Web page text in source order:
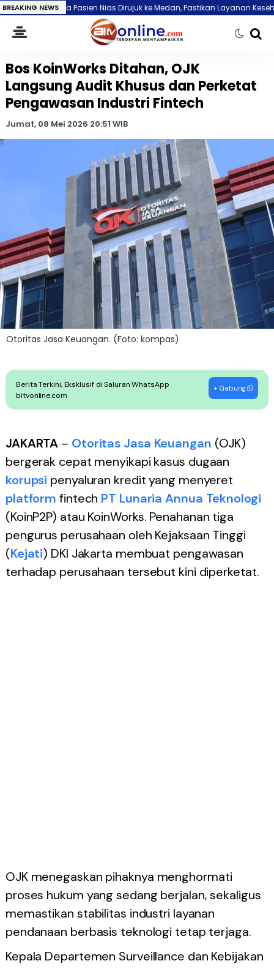
BREAKING NEWS
Dirujuk ke Medan, Pastikan Layanan Kesehatan Diperkuat Bobby
Bos KoinWorks Ditahan, OJK
Langsung Audit Khusus dan Perketat
Pengawasan Industri Fintech
Jumat, 08 Mei 2026 20:51 WIB
Otoritas Jasa Keuangan. (Foto: kompas)
Berita Terkini, Eksklusif di Saluran WhatsApp
bitvonline.com
+ Gabung
JAKARTA – Otoritas Jasa Keuangan (OJK)
bergerak cepat menyikapi kasus dugaan
korupsi penyaluran kredit yang menyeret
platform fintech PT Lunaria Annua Teknologi
(KoinP2P) atau KoinWorks. Penahanan tiga
pengurus perusahaan oleh Kejaksaan Tinggi
(Kejati) DKI Jakarta membuat pengawasan
terhadap perusahaan tersebut kini diperketat.
OJK menegaskan pihaknya menghormati
proses hukum yang sedang berjalan, sekaligus
memastikan stabilitas industri layanan
pendanaan berbasis teknologi tetap terjaga.
Kepala Departemen Surveillance dan Kebijakan